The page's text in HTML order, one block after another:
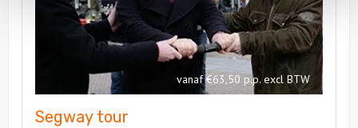
vanaf €63,50 p.p. excl BTW
Segway tour